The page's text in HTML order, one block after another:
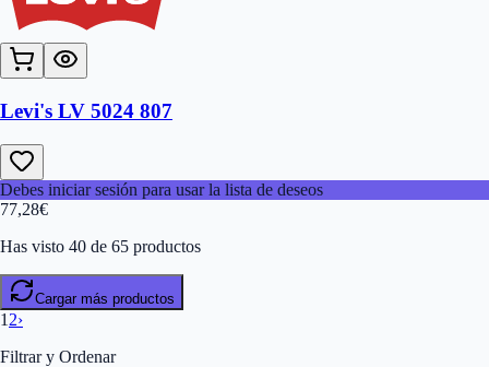
Levi's LV 5024 807
Debes iniciar sesión para usar la lista de deseos
77,28€
Has visto 40 de 65 productos
Cargar más productos
1 2›
Filtrar y Ordenar